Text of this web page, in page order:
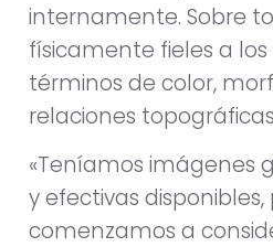
internamente. Sobre
físicamente fieles a los
términos de color,
relaciones
«Teníamos imágenes
y efectivas
comenzamos a